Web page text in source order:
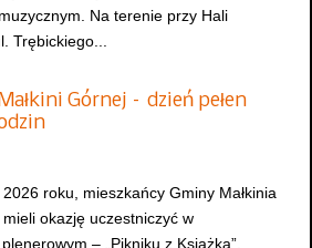
Na terenie przy Hali
Trębickiego...
Górnej – dzień pełen
roku, mieszkańcy Gminy Małkinia
okazję uczestniczyć w
– „Pikniku z Książką”,